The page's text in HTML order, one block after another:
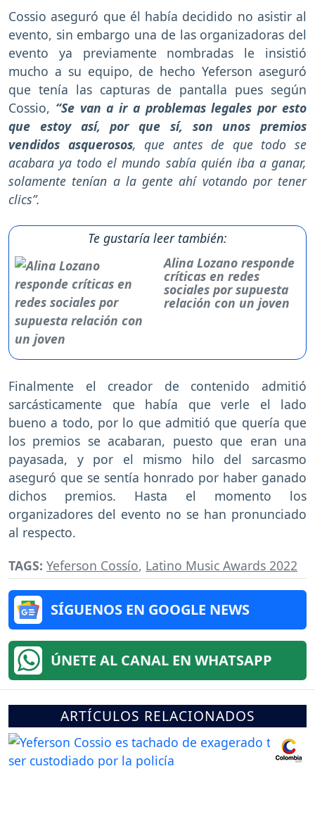
Cossio aseguró que él había decidido no asistir al
evento, sin embargo una de las organizadoras del
evento ya previamente nombradas le insistió
mucho a su equipo, de hecho Yeferson aseguró
que tenía las capturas de pantalla pues según
Cossio, “Se van a ir a problemas legales por esto
que estoy así, por que sí, son unos premios
vendidos asquerosos, que antes de que todo se
acabara ya todo el mundo sabía quién iba a ganar,
solamente tenían a la gente ahí votando por tener
clics”.
Te gustaría leer también:
Alina Lozano responde
críticas en redes
sociales por supuesta
relación con un joven
Finalmente el creador de contenido admitió
sarcásticamente que había que verle el lado
bueno a todo, por lo que admitió que quería que
los premios se acabaran, puesto que eran una
payasada, y por el mismo hilo del sarcasmo
aseguró que se sentía honrado por haber ganado
dichos premios. Hasta el momento los
organizadores del evento no se han pronunciado
al respecto.
TAGS: Yeferson Cossío, Latino Music Awards 2022
SÍGUENOS EN GOOGLE NEWS
ÚNETE AL CANAL EN WHATSAPP
ARTÍCULOS RELACIONADOS